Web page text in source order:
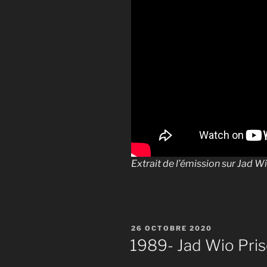
Extrait de l’émission sur Jad
PUBLIÉ
LE
26 OCTOBRE 2020
1989- Jad Wio